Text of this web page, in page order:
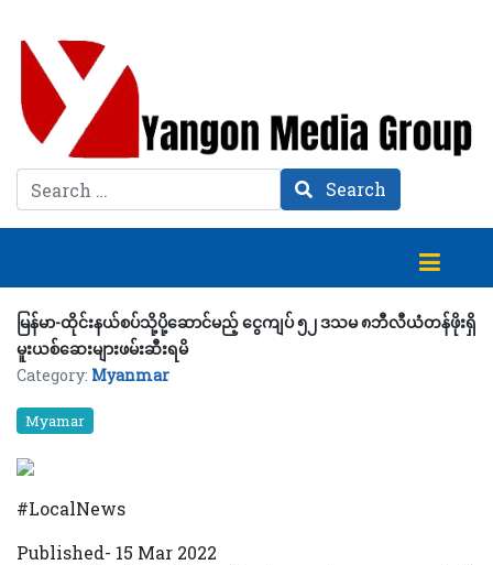
Search Search
မြန်မာ-ထိုင်းနယ်စပ်သို့ပို့ဆောင်မည့် ငွေကျပ် ၅၂ ဒသမ ၈ဘီလီယံတန်ဖိုးရှိ
မူးယစ်ဆေးများဖမ်းဆီးရမိ
Category: Myanmar
Myamar
#LocalNews
Published- 15 Mar 2022